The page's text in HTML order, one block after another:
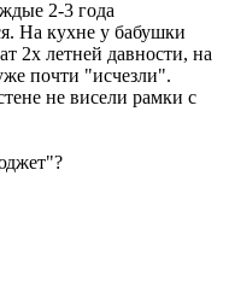
2-3 года
На кухне у бабушки
2х летней давности, на
почти "исчезли".
не висели рамки с